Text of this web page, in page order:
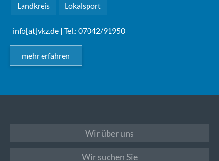
Landkreis Lokalsport
info[at]vkz.de | Tel.: 07042/91950
mehr erfahren
Wir über uns
Wir suchen Sie